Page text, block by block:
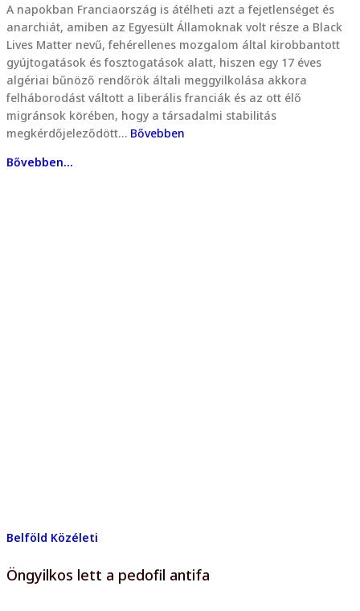
A napokban Franciaország is átélheti azt a fejetlenséget és
anarchiát, amiben az Egyesült Államoknak volt része a Black
Lives Matter nevű, fehérellenes mozgalom által kirobbantott
gyújtogatások és fosztogatások alatt, hiszen egy 17 éves
algériai bűnöző rendőrök általi meggyilkolása akkora
felháborodást váltott a liberális franciák és az ott élő
migránsok körében, hogy a társadalmi stabilitás
megkérdőjeleződött… Bővebben
Bővebben...
Belföld Közéleti
Öngyilkos lett a pedofil antifa